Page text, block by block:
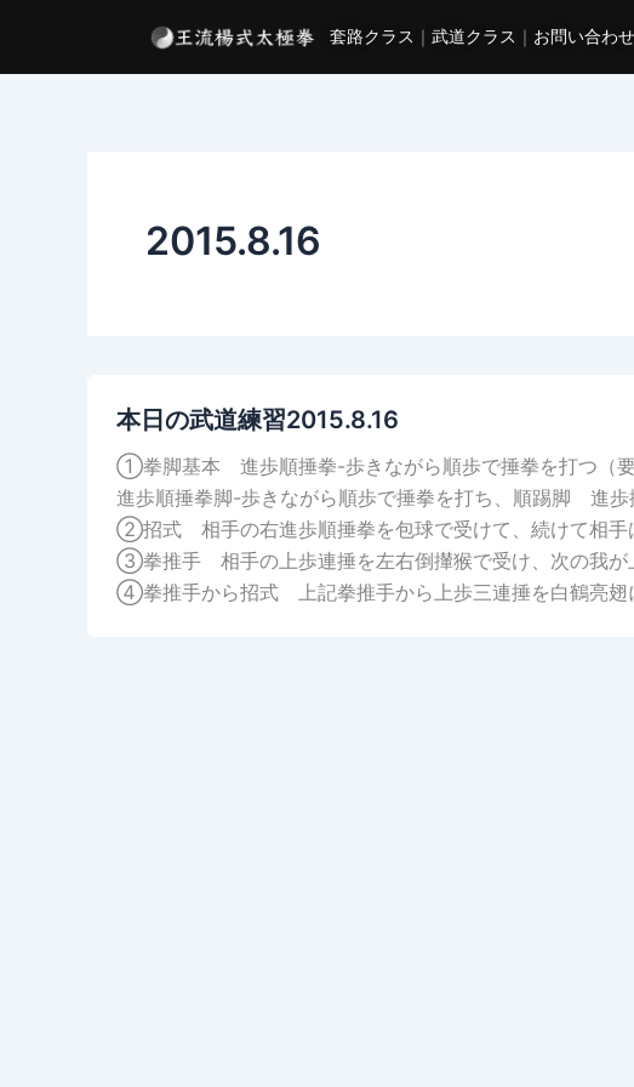
を
套路クラス ｜ 武道クラス ｜ お問い合わせ
2015.8.16
本日の武道練習2015.8.16
①拳脚基本 進歩順捶拳-歩きながら順歩で捶拳を打つ（
進歩順捶拳脚-歩きながら順歩で捶拳を打ち、順踢脚 進歩
②招式 相手の右進歩順捶拳を包球で受けて、続けて相手
③拳推手 相手の上歩連捶を左右倒攆猴で受け、次の我が
④拳推手から招式 上記拳推手から上歩三連捶を白鶴亮翅